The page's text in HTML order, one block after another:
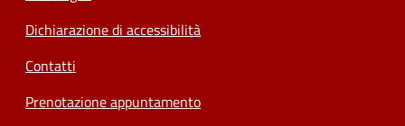
Dichiarazione di accessibilità
Contatti
Prenotazione appuntamento